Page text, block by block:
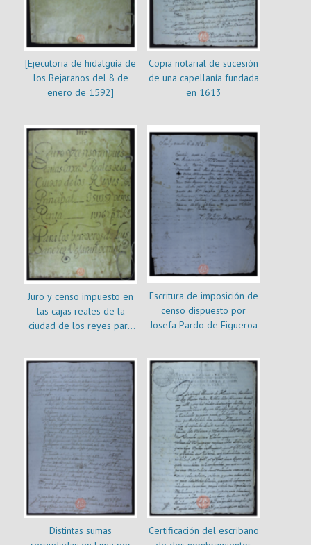
[Ejecutoria de hidalguía de
los Bejaranos del 8 de
enero de 1592]
Copia notarial de sucesión
de una capellanía fundada
en 1613
Juro y censo impuesto en
las cajas reales de la
ciudad de los reyes para
de noviembre de 1648
Escritura de imposición de
censo dispuesto por
Josefa Pardo de Figueroa
Distintas sumas
Certificación del escribano